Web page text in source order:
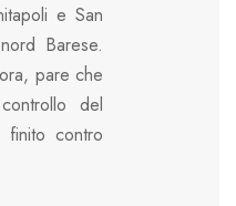
e San
Barese.
pare che
del
finito contro